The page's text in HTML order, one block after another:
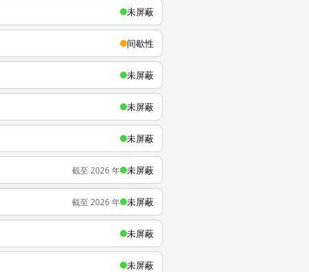
未屏蔽
间歇性
未屏蔽
未屏蔽
未屏蔽
截至 2026 年 未屏蔽
截至 2026 年 未屏蔽
未屏蔽
未屏蔽